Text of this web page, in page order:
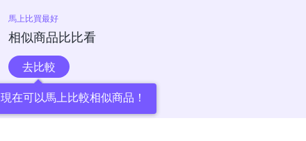
馬上比買最好
相似商品比比看
去比較
現在可以馬上比較相似商品！